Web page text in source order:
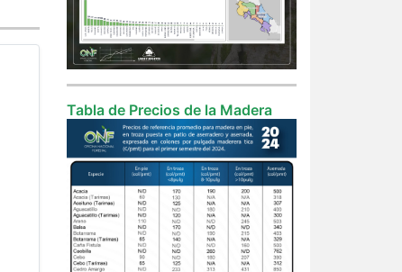
Tabla de Precios de la Madera